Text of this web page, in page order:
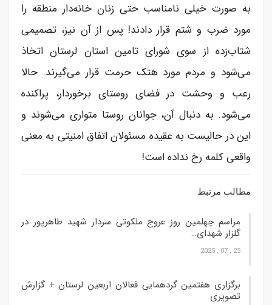
به صورت خیلی نامناسب حتی زنان خانه‌دار منطقه را
مورد ضرب و شتم قرار دادند! پس از آن نیز، تصمیمی
شتاب‌زده از سوی شورای تامین استان لرستان اتخاذ
می‌شود و مردم مورد هتک حرمت قرار می‌گیرند. حالا
رعب و وحشت در فضای روستای برخوردار، پراکنده
می‌شود. به دنبال آن، جوانان روستا متواری می‌شوند و
این در حالیست به عقیده مسئولان اتفاق امنیتی به معنی
واقعی کلمه رخ نداده است!
مطالب مرتبط
مراسم چهلمین روز عروج ملکوتی سردار شهید طاهرپور در
گلزار شهدای…
25 , 07 , 2025
برگزاری هفتمین گردهمایی فعالان اربعین لرستان + گزارش
تصویری